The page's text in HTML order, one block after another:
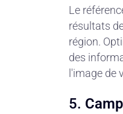
Le
résultats
région.
des
l'image de
5.